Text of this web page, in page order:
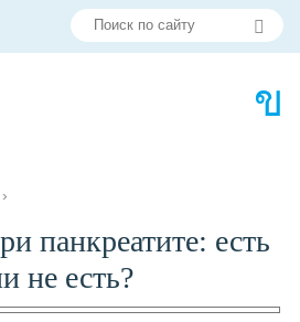
›
панкреатите: есть
не есть?